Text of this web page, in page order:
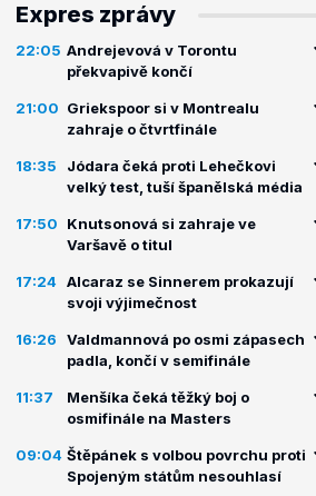
Expres zprávy
22:05 Andrejevová v Torontu
překvapivě končí
21:00 Griekspoor si v Montrealu
zahraje o čtvrtfinále
18:35
Jódara čeká proti Lehečkovi
velký test, tuší španělská média
17:50
Knutsonová si zahraje ve
Varšavě o titul
17:24 Alcaraz se Sinnerem prokazují
svoji výjimečnost
16:26
Valdmannová po osmi zápasech
padla, končí v semifinále
11:37
Menšíka čeká těžký boj o
osmifinále na Masters
09:04 Štěpánek s volbou povrchu proti
Spojeným státům nesouhlasí